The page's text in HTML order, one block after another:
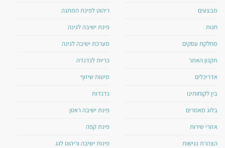
מבצעים
חנות
מחלקת עסקים
תקנון האתר
אדריכלים
בין לקוחותינו
בלוג מאמרים
אזורי שירות
הצהרת נגישות
ריהוט לפינת המתנה
פינת ישיבה לגינה
מערכת ישיבה לגינה
כריות לנדנדה
מיטות שיזוף
נדנדות
פינת ישיבה ראטן
פינת קפה
פינות ישיבה וריהוט לגג